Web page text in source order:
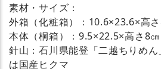
素材・サイズ：
外箱（化粧箱）：10.6×23.6×高
本体（桐箱）：9.5×22.5×高さ8㎝
針山：石川県能登「二越ちりめ
は国産ヒクマ